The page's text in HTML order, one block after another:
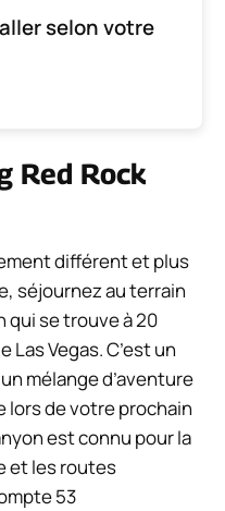
selon votre
Red Rock
différent et plus
séjournez au terrain
qui se trouve à 20
Vegas. C’est un
mélange d’aventure
lors de votre prochain
est connu pour la
et les routes
53